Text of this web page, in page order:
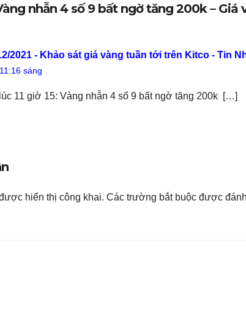
nhẫn 4 số 9 bất ngờ tăng 200k – Giá
2021 - Khảo sát giá vàng tuần tới trên Kitco - Tin
sáng
11 giờ 15: Vàng nhẫn 4 số 9 bất ngờ tăng 200k […]
hiển thị công khai. Các trường bắt buộc được